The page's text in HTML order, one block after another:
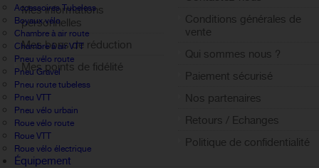
Accessoires Tubeless
Boyaux vélo
Chambre à air route
Chambre à air VTT
Pneu vélo route
Pneu Gravel
Pneu route tubeless
Pneu VTT
Pneu vélo urbain
Roue vélo route
Roue VTT
Roue vélo électrique
Équipement
Mes informations
personnelles
Mes bons de réduction
Mes points de fidélité
Sign out
Conditions générales de
vente
Qui sommes nous ?
Paiement sécurisé
Nos partenaires
Retours / Echanges
Politique de confidentialité